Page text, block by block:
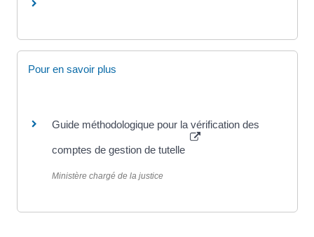
Pour en savoir plus
Guide méthodologique pour la vérification des
comptes de gestion de tutelle
Ministère chargé de la justice